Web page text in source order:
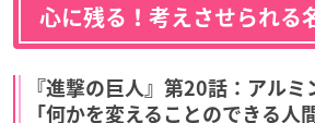
心に残る！考えさせられる
『進撃の巨人』第20話：アルミ
「何かを変えることのできる人